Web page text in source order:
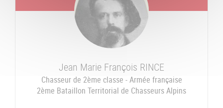
Jean Marie François RINCE
Chasseur de 2ème classe - Armée française
2ème Bataillon Territorial de Chasseurs Alpins